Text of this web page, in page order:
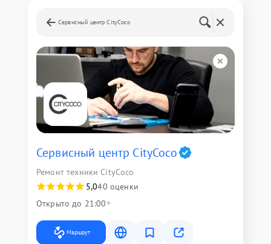
Сервисный центр CityCoco
Сервисный центр CityCoco
Ремонт техники CityCoco
5,040 оценки
Открыто до 21:00
Маршрут